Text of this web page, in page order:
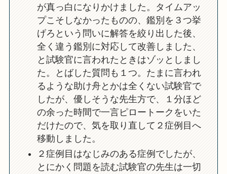
が真っ白になりかけました。タイムアッ
プこそしなかったものの、鑑別を３つ挙
げろという問いに解答を絞り出した後、
全く違う鑑別に対応して改善しました、
と試験官に言われたときはゾッとしまし
た。とばした質問も１つ。たまに言われ
るような助け舟とかは全くない試験官で
したが、優しそうな先生方で、１分ほど
の余った時間で一言ピロートークをいた
だけたので、気を取り直して２症例目へ
移動しました。
２症例目はなじみのある症例でしたが、
とにかく問題を読む試験官の先生は一切